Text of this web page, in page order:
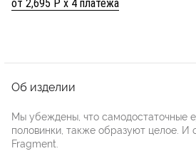
от 2,695 Р х 4 платежа
Об изделии
Мы убеждены, что самодостаточные
половинки, также образуют целое. И
Fragment.